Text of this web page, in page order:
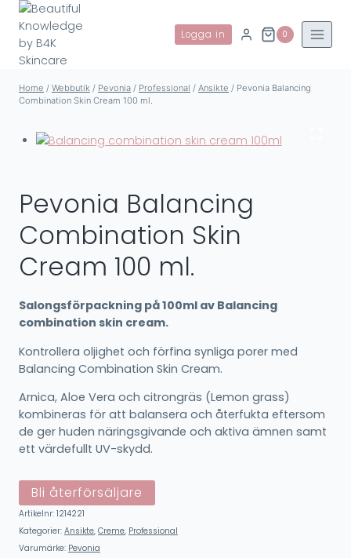
Skip
content
Logga in 0
Home / Webbutik / Pevonia / Professional / Ansikte / Pevonia Balancing
Combination Skin Cream 100 ml.
Pevonia Balancing
Combination Skin
Cream 100 ml.
Salongsförpackning på 100ml av Balancing
combination skin cream.
Kontrollera oljighet och förfina synliga porer med
Balancing Combination Skin Cream.
Arnica, Aloe Vera och citrongräs (Lemon grass)
kombineras för att balansera och återfukta eftersom
de ger huden näringsgivande och aktiva ämnen samt
ett värdefullt UV-skydd.
Bli återförsäljare
Artikelnr: 1214221
Kategorier: Ansikte, Creme, Professional
Varumärke: Pevonia